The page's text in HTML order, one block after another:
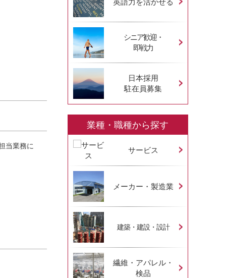
当業務に
英語力を活かせる
シニア歓迎・
即戦力
日本採用
駐在員募集
業種・職種から探す
サービス
メーカー・製造業
建築・建設・設計
繊維・アパレル・
検品